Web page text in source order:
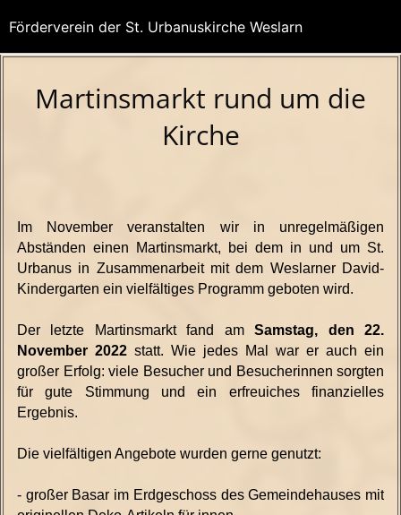
Martinsmarkt rund um die
Kirche
Im November veranstalten wir in unregelmäßigen
Abständen einen Martinsmarkt, bei dem in und um St.
Urbanus in Zusammenarbeit mit dem Weslarner David-
Kindergarten ein vielfältiges Programm geboten wird.
Der letzte Martinsmarkt fand amSamstag, den 22.
November 2022 statt. Wie jedes Mal war er auch ein
großer Erfolg: viele Besucher und Besucherinnen sorgten
für gute Stimmung und ein erfreuiches finanzielles
Ergebnis.
Die vielfältigen Angebote wurden gerne genutzt:
- großer Basar im Erdgeschoss des Gemeindehauses mit
Förderverein der St. Urbanuskirche Weslarn